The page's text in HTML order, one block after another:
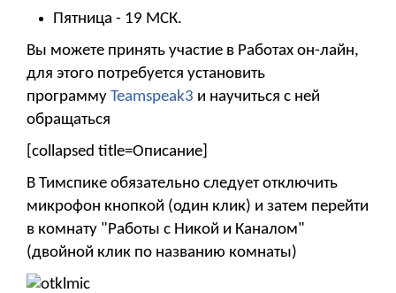
Пятница - 19 МСК.
Вы можете принять участие в Работах он-лайн,
для этого потребуется установить
программу Teamspeak3 и научиться с ней
обращаться
[collapsed title=Описание]
В Тимспике обязательно следует отключить
микрофон кнопкой (один клик) и затем перейти
в комнату "Работы с Никой и Каналом"
(двойной клик по названию комнаты)